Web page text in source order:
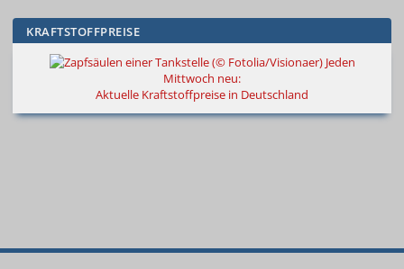
KRAFTSTOFFPREISE
Jeden
Mittwoch neu:
Aktuelle Kraftstoffpreise in Deutschland